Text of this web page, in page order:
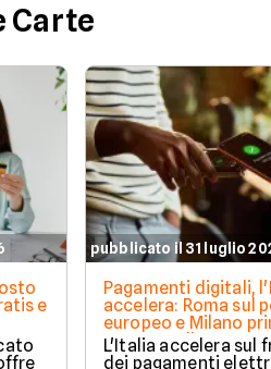
Carte
e
pubblicato il 31 luglio
Pagamenti digitali,
accelera: Roma sul
europeo e Milano
spesa media
L'Italia accelera sul
dei pagamenti